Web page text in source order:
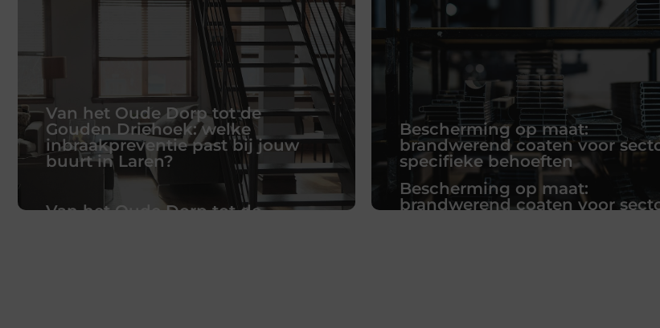
Van het Oude Dorp tot de
Gouden Driehoek: welke
inbraakpreventie past bij jouw
buurt in Laren?
Van het Oude Dorp tot de
Bescherming op maat:
brandwerend coaten voor
specifieke behoeften
Bescherming op maat:
brandwerend coaten voor